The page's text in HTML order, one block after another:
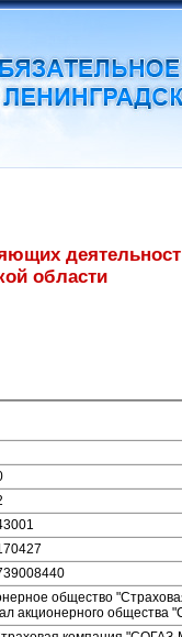
области
общество
акционерного общества